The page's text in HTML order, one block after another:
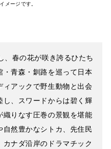
メージです。
、春の花が咲き誇るひたち
・青森・釧路を巡って日本
ィアックで野生動物と出会
し、スワードからは碧く輝
織りなす圧巻の景観を堪能
自然豊かなシトカ、先住民
ナダ沿岸のドラマチック